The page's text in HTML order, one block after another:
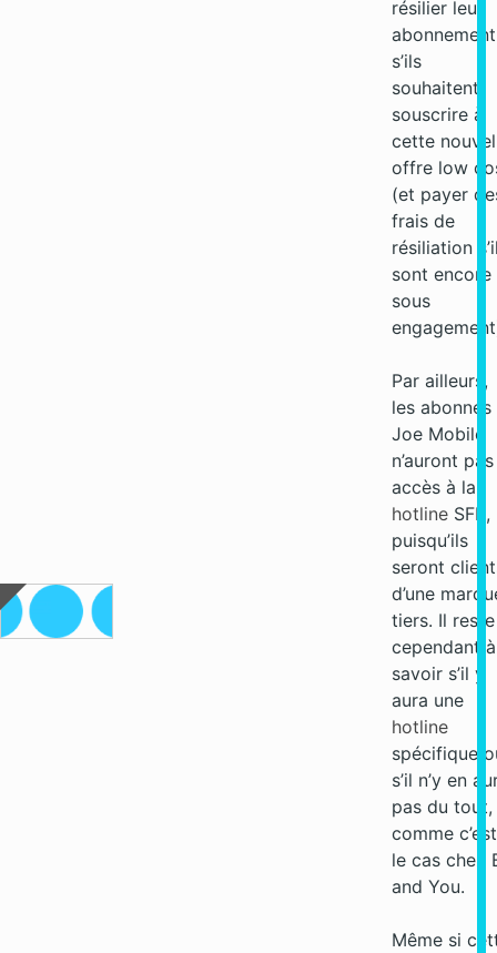
résilier leur
abonnement
s’ils
souhaitent
souscrire à
cette
offre low
(et payer
frais de
résiliation
sont encore
sous
Par ailleurs,
les abonnés
Joe Mobile
n’auront pas
accès à la
hotline SFR,
puisqu’ils
seront
d’une
tiers. Il reste
cependant à
savoir s’il y
aura une
hotline
spécifique
s’il n’y en
pas du tout,
comme c’est
le cas chez
and You.
Même si